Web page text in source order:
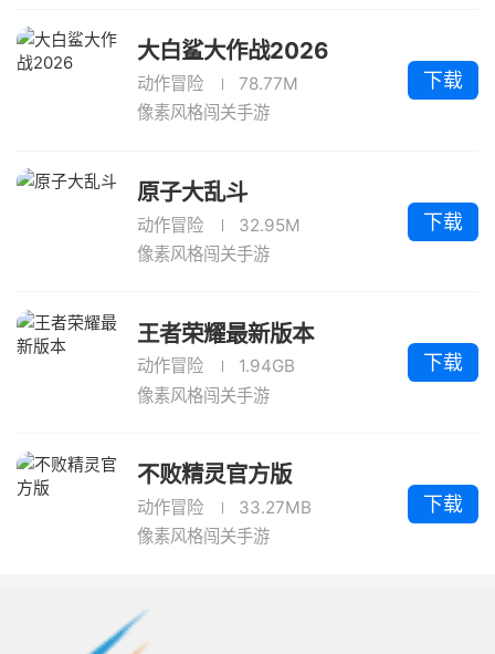
大白鲨大作战2026
动作冒险
78.77M
像素风格闯关手游
下载
原子大乱斗
动作冒险
32.95M
像素风格闯关手游
下载
王者荣耀最新版本
动作冒险
1.94GB
像素风格闯关手游
下载
不败精灵官方版
动作冒险
33.27MB
像素风格闯关手游
下载